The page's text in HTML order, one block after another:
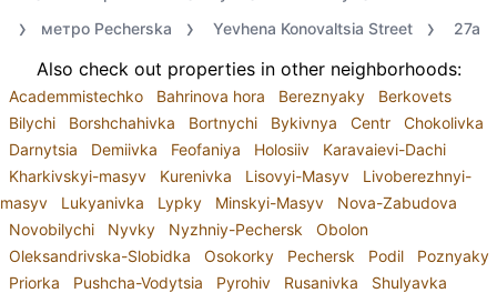
метро Pecherska
Yevhena Konovaltsia Street 27а
Also check out properties in other neighborhoods:
Academmistechko Bahrinova hora Bereznyaky
Berkovets
Bilychi
Borshchahivka Bortnychi Bykivnya Centr
Chokolivka
Darnytsia
Demiivka Feofaniya Holosiiv
Karavaievi-Dachi
Kharkivskyi-masyv
Kurenivka Lisovyi-Masyv
Livoberezhnyi-
masyv
Lukyanivka Lypky Minskyi-Masyv
Nova-Zabudova
Novobilychi
Nyvky Nyzhniy-Pechersk
Obolon
Oleksandrivska-Slobidka
Osokorky Pechersk Podil
Poznyaky
Priorka
Pushcha-Vodytsia Pyrohiv Rusanivka
Shulyavka